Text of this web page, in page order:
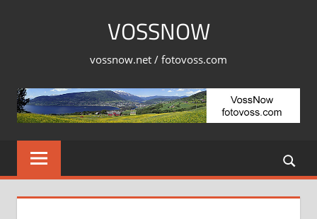
VOSSNOW
vossnow.net / fotovoss.com